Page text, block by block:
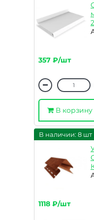
357 ₽/шт
В корзину
В наличии: 8 шт
1118 ₽/шт